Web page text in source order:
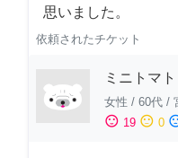
思いました。
依頼されたチケット
ミニトマト
女性 / 60代 /
sentiment_satisfied 19 sentiment_neutral 0